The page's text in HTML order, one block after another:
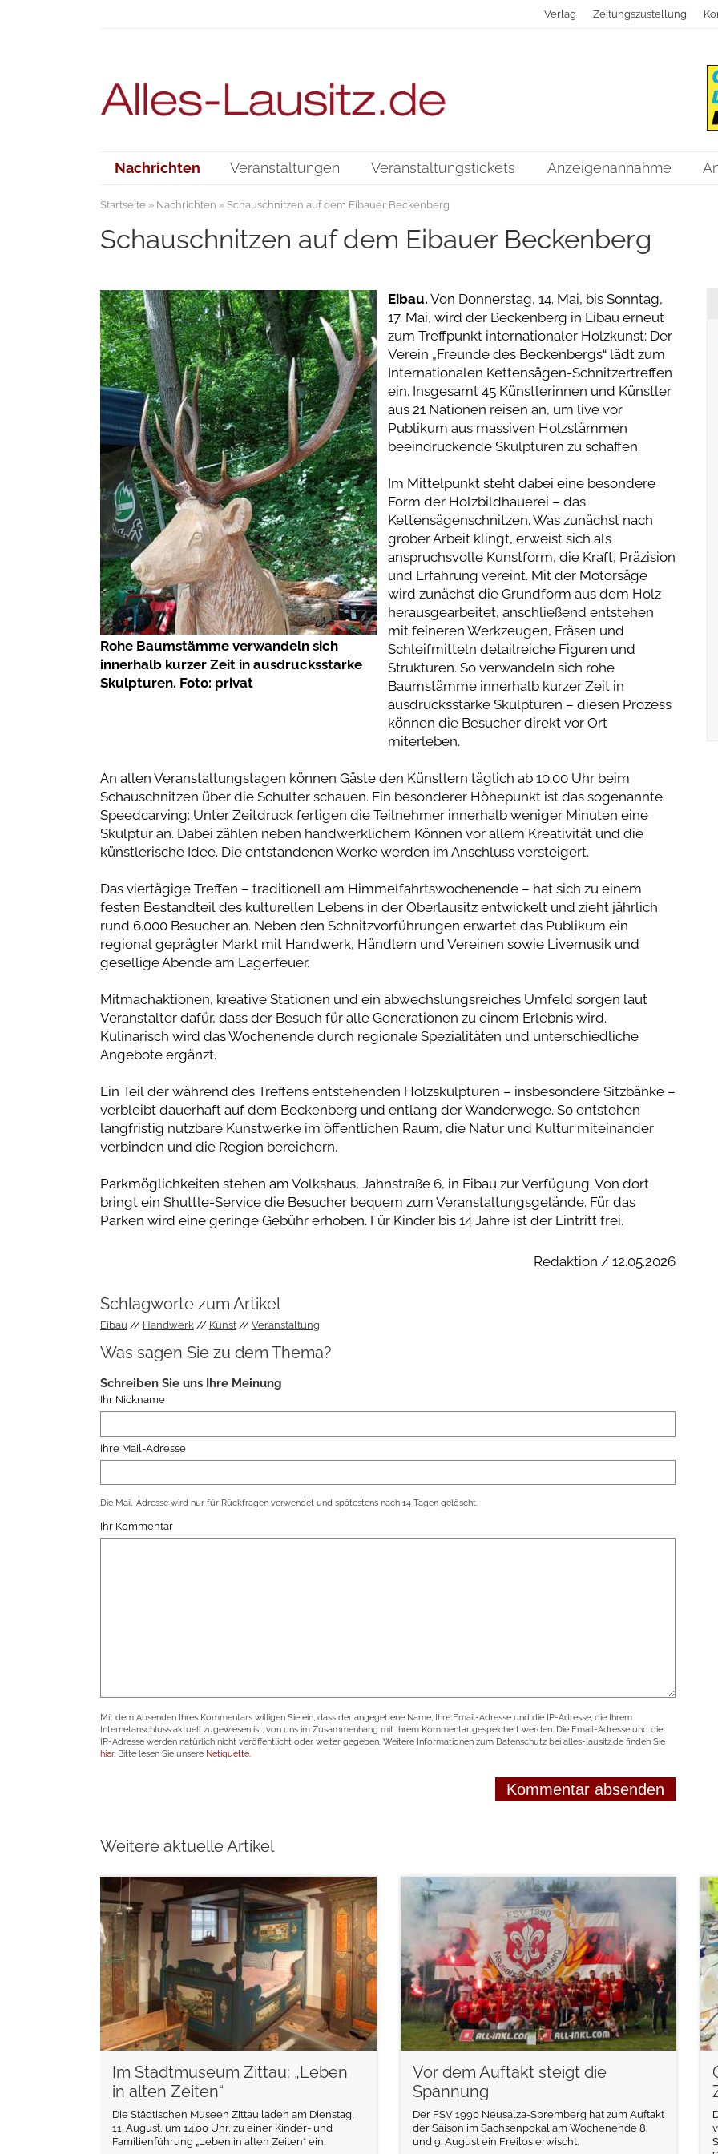
Verlag Zeitungszustellung
Nachrichten Veranstaltungen Veranstaltungstickets Anzeigenannahme
Startseite» Nachrichten » Schauschnitzen auf dem Eibauer Beckenberg
Schauschnitzen auf dem Eibauer Beckenberg
Rohe Baumstämme verwandeln sich
innerhalb kurzer Zeit in ausdrucksstarke
Skulpturen. Foto: privat
Eibau. Von Donnerstag, 14. Mai, bis Sonntag,
17. Mai, wird der Beckenberg in Eibau erneut
zum Treffpunkt internationaler Holzkunst: Der
Verein „Freunde des Beckenbergs“ lädt zum
Internationalen Kettensägen-Schnitzertreffen
ein. Insgesamt 45 Künstlerinnen und Künstler
aus 21 Nationen reisen an, um live vor
Publikum aus massiven Holzstämmen
beeindruckende Skulpturen zu schaffen.
Im Mittelpunkt steht dabei eine besondere
Form der Holzbildhauerei – das
Kettensägenschnitzen. Was zunächst nach
grober Arbeit klingt, erweist sich als
anspruchsvolle Kunstform, die Kraft, Präzision
und Erfahrung vereint. Mit der Motorsäge
wird zunächst die Grundform aus dem Holz
herausgearbeitet, anschließend entstehen
mit feineren Werkzeugen, Fräsen und
Schleifmitteln detailreiche Figuren und
Strukturen. So verwandeln sich rohe
Baumstämme innerhalb kurzer Zeit in
ausdrucksstarke Skulpturen – diesen Prozess
können die Besucher direkt vor Ort
miterleben.
An allen Veranstaltungstagen können Gäste den Künstlern täglich ab 10.00 Uhr beim
Schauschnitzen über die Schulter schauen. Ein besonderer Höhepunkt ist das sogenannte
Speedcarving: Unter Zeitdruck fertigen die Teilnehmer innerhalb weniger Minuten eine
Skulptur an. Dabei zählen neben handwerklichem Können vor allem Kreativität und die
künstlerische Idee. Die entstandenen Werke werden im Anschluss versteigert.
Das viertägige Treffen – traditionell am Himmelfahrtswochenende – hat sich zu einem
festen Bestandteil des kulturellen Lebens in der Oberlausitz entwickelt und zieht jährlich
rund 6.000 Besucher an. Neben den Schnitzvorführungen erwartet das Publikum ein
regional geprägter Markt mit Handwerk, Händlern und Vereinen sowie Livemusik und
gesellige Abende am Lagerfeuer.
Mitmachaktionen, kreative Stationen und ein abwechslungsreiches Umfeld sorgen laut
Veranstalter dafür, dass der Besuch für alle Generationen zu einem Erlebnis wird.
Kulinarisch wird das Wochenende durch regionale Spezialitäten und unterschiedliche
Angebote ergänzt.
Ein Teil der während des Treffens entstehenden Holzskulpturen – insbesondere Sitzbänke –
verbleibt dauerhaft auf dem Beckenberg und entlang der Wanderwege. So entstehen
langfristig nutzbare Kunstwerke im öffentlichen Raum, die Natur und Kultur miteinander
verbinden und die Region bereichern.
Parkmöglichkeiten stehen am Volkshaus, Jahnstraße 6, in Eibau zur Verfügung. Von dort
bringt ein Shuttle-Service die Besucher bequem zum Veranstaltungsgelände. Für das
Parken wird eine geringe Gebühr erhoben. Für Kinder bis 14 Jahre ist der Eintritt frei.
Redaktion / 12.05.2026
Schlagworte zum Artikel
Eibau Handwerk Kunst Veranstaltung
Was sagen Sie zu dem Thema?
Schreiben Sie uns Ihre Meinung
Ihr Nickname
Ihre Mail-Adresse
Die Mail-Adresse wird nur für Rückfragen verwendet und spätestens nach 14 Tagen gelöscht.
Ihr Kommentar
Mit dem Absenden Ihres Kommentars willigen Sie ein, dass der angegebene Name, Ihre Email-Adresse und die IP-Adresse, die Ihrem
Internetanschluss aktuell zugewiesen ist, von uns im Zusammenhang mit Ihrem Kommentar gespeichert werden. Die Email-Adresse und die
IP-Adresse werden natürlich nicht veröffentlicht oder weiter gegeben. Weitere Informationen zum Datenschutz bei alles-lausitz.de finden Sie
hier. Bitte lesen Sie unsere Netiquette.
Weitere aktuelle Artikel
Im Stadtmuseum Zittau: „Leben
in alten Zeiten“
Die Städtischen Museen Zittau laden am Dienstag,
11. August, um 14.00 Uhr, zu einer Kinder- und
Familienführung „Leben in alten Zeiten“ ein.
weiterlesen
Vor dem Auftakt steigt die
Spannung
Der FSV 1990 Neusalza-Spremberg hat zum Auftakt
der Saison im Sachsenpokal am Wochenende 8.
und 9. August ein Freilos erwischt.
weiterlesen